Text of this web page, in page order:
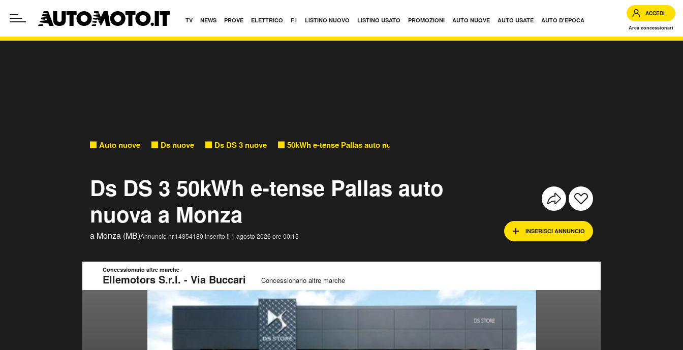
TV NEWS PROVE ELETTRICO F1 LISTINO NUOVO LISTINO USATO PROMOZIONI AUTO NUOVE AUTO USATE AUTO D'EPOCA
ACCEDI
Area concessionari
Auto nuove Ds nuove Ds DS 3 nuove 50kWh e-tense Pallas auto nuove
Ds DS 3 50kWh e-tense Pallas auto
nuova a Monza
a Monza (MB)Annuncio nr.14854180 inserito il 1 agosto 2026 ore 00:15
INSERISCI ANNUNCIO
Concessionario altre marche
Ellemotors S.r.l. - Via Buccari Concessionario altre marche